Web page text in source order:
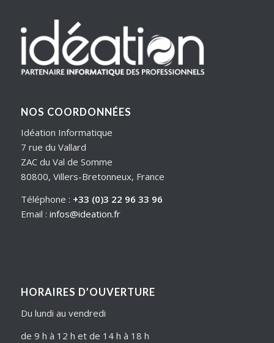
NOS COORDONNÉES
Idéation Informatique
7 rue du Vallard
ZAC du Val de Somme
80800, Villers-Bretonneux, France
Téléphone : +33 (0)3 22 96 33 96
Email : infos@ideation.fr
HORAIRES D’OUVERTURE
Du lundi au vendredi
de 9 h à 12 h et de 14 h à 18 h